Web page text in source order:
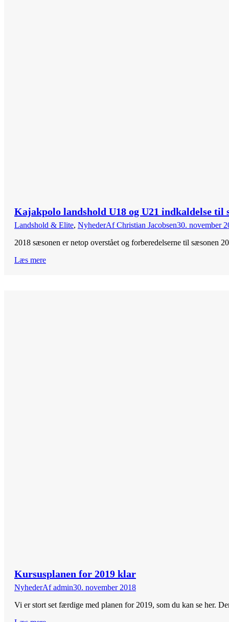
Kajakpolo landshold U18 og U21 indkaldelse til
Landshold & Elite, NyhederAfChristian Jacobsen30. november
2018 sæsonen er netop overstået og forberedelserne til
Læs mere
Kursusplanen for 2019 klar
NyhederAfadmin30. november 2018
Vi er stort set færdige med planen for 2019, som du kan se her.